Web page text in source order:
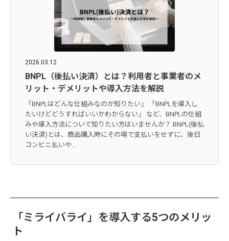
2026.03.12
BNPL（後払い決済）とは？利用者と事業者のメ
リット・デメリットや導入方法を解説
「BNPLはどんな仕組みなのか知りたい」 「BNPLを導入し
たいけどどうすればいいかわからない」 など、BNPLの仕組
みや導入方法について知りたい方はいませんか？ BNPL(後払
い決済)とは、商品購入時にその場で支払いをせずに、後日
コンビニ払いや...
「ミライバライ」を導入する5つのメリッ
ト